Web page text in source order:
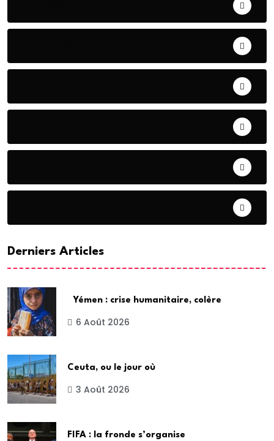
Derniers Articles
Yémen : crise humanitaire, colère
6 Août 2026
Ceuta, ou le jour où
3 Août 2026
FIFA : la fronde s’organise